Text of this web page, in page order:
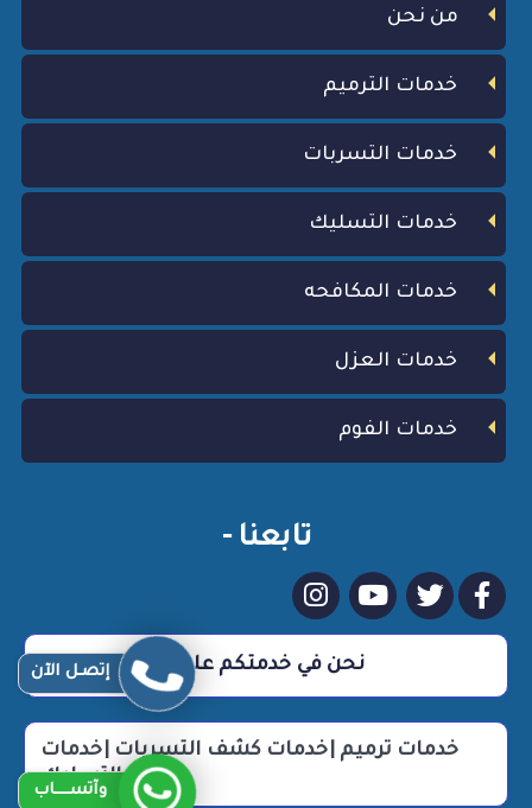
من نحن
خدمات الترميم
خدمات التسربات
خدمات التسليك
خدمات المكافحه
خدمات العزل
خدمات الفوم
تابعنا -
نحن في خدمتكم علي مدار 24 ساعة
خدمات ترميم |خدمات كشف التسربات |خدمات
التسليك
إتصـل الآن
وآتســــاب